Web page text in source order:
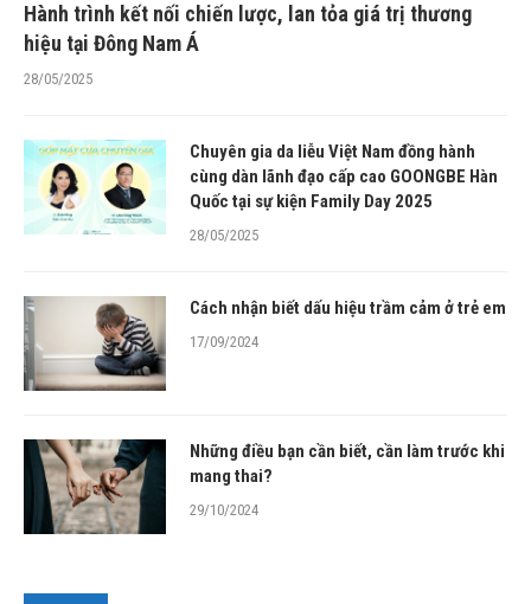
Hành trình kết nối chiến lược, lan tỏa giá trị thương
hiệu tại Đông Nam Á
28/05/2025
Chuyên gia da liễu Việt Nam đồng hành
cùng dàn lãnh đạo cấp cao GOONGBE Hàn
Quốc tại sự kiện Family Day 2025
28/05/2025
Cách nhận biết dấu hiệu trầm cảm ở trẻ em
17/09/2024
Những điều bạn cần biết, cần làm trước khi
mang thai?
29/10/2024